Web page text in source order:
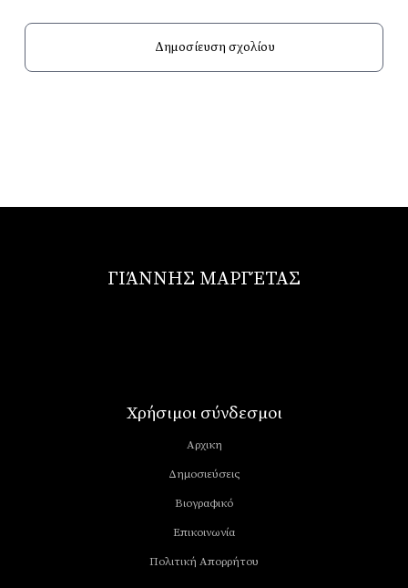
ΓΙΆΝΝΗΣ ΜΑΡΓΈΤΑΣ
Χρήσιμοι σύνδεσμοι
Αρχικη
Δημοσιεύσεις
Βιογραφικό
Επικοινωνία
Πολιτική Απορρήτου